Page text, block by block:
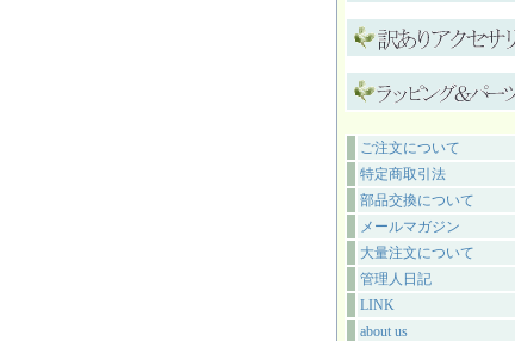
ご注文について
特定商取引法
部品交換について
メールマガジン
大量注文について
管理人日記
LINK
about us